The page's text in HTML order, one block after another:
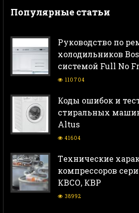
Популярные статьи
Руководство по
холодильников
системой Full No
110704
Коды ошибок и
стиральных машин
Altus
41604
Тeхнические
компрессоров
КВСО, КВР
38992